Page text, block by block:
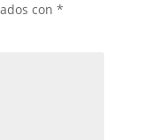
con *